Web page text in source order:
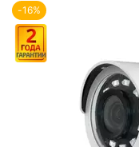
-16%